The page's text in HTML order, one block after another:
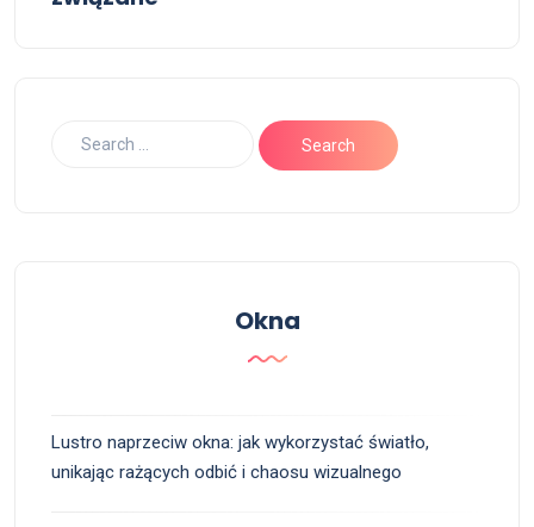
Okna
Lustro naprzeciw okna: jak wykorzystać światło,
unikając rażących odbić i chaosu wizualnego